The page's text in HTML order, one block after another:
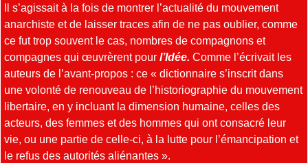
Il s’agissait à la fois de montrer l’actualité du mouvement
anarchiste et de laisser traces afin de ne pas oublier, comme
ce fut trop souvent le cas, nombres de compagnons et
compagnes qui œuvrèrent pour l’Idée. Comme l’écrivait les
auteurs de l’avant-propos : ce « dictionnaire s’inscrit dans
une volonté de renouveau de l’historiographie du mouvement
libertaire, en y incluant la dimension humaine, celles des
acteurs, des femmes et des hommes qui ont consacré leur
vie, ou une partie de celle-ci, à la lutte pour l’émancipation et
le refus des autorités aliénantes ».